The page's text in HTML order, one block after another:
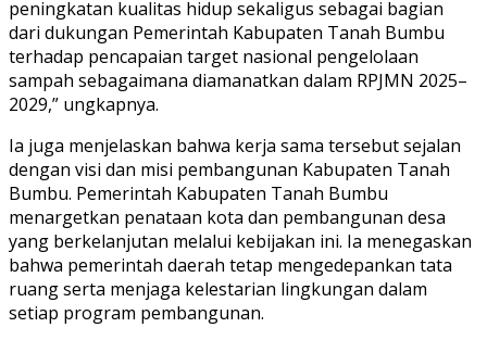
peningkatan kualitas hidup sekaligus sebagai bagian
dari dukungan Pemerintah Kabupaten Tanah Bumbu
terhadap pencapaian target nasional pengelolaan
sampah sebagaimana diamanatkan dalam RPJMN 2025–
2029,” ungkapnya.
Ia juga menjelaskan bahwa kerja sama tersebut sejalan
dengan visi dan misi pembangunan Kabupaten Tanah
Bumbu. Pemerintah Kabupaten Tanah Bumbu
menargetkan penataan kota dan pembangunan desa
yang berkelanjutan melalui kebijakan ini. Ia menegaskan
bahwa pemerintah daerah tetap mengedepankan tata
ruang serta menjaga kelestarian lingkungan dalam
setiap program pembangunan.